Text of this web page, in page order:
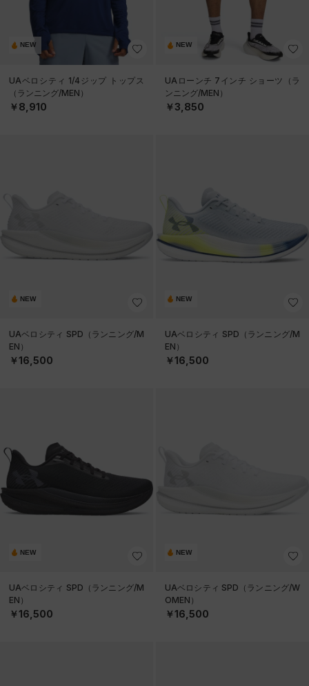
NEW
UAベロシティ 1/4ジップ トップス
（ランニング/MEN）
￥8,910
NEW
UAローンチ 7インチ ショーツ（ラ
ンニング/MEN）
￥3,850
NEW
UAベロシティ SPD（ランニング/M
EN）
￥16,500
NEW
UAベロシティ SPD（ランニング/M
EN）
￥16,500
NEW
UAベロシティ SPD（ランニング/M
EN）
￥16,500
NEW
UAベロシティ SPD（ランニング/W
OMEN）
￥16,500